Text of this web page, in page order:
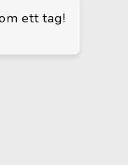
ett tag!